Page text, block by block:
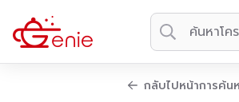
กลับไปหน้าการค้น